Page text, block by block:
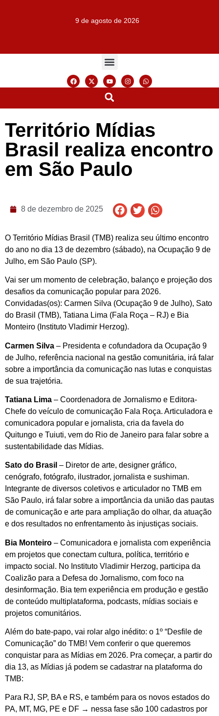
9 de agosto de 2026
Território Mídias
Brasil realiza encontro
em São Paulo
8 de dezembro de 2025
O Território Mídias Brasil (TMB) realiza seu último encontro
do ano no dia 13 de dezembro (sábado), na Ocupação 9 de
Julho, em São Paulo (SP).
Vai ser um momento de celebração, balanço e projeção dos
desafios da comunicação popular para 2026.
Convidadas(os): Carmen Silva (Ocupação 9 de Julho), Sato
do Brasil (TMB), Tatiana Lima (Fala Roça – RJ) e Bia
Monteiro (Instituto Vladimir Herzog).
Carmen Silva – Presidenta e cofundadora da Ocupação 9
de Julho, referência nacional na gestão comunitária, irá falar
sobre a importância da comunicação nas lutas e conquistas
de sua trajetória.
Tatiana Lima – Coordenadora de Jornalismo e Editora-
Chefe do veículo de comunicação Fala Roça. Articuladora e
comunicadora popular e jornalista, cria da favela do
Quitungo e Tuiuti, vem do Rio de Janeiro para falar sobre a
sustentabilidade das Mídias.
Sato do Brasil – Diretor de arte, designer gráfico,
cenógrafo, fotógrafo, ilustrador, jornalista e sushiman.
Integrante de diversos coletivos e articulador no TMB em
São Paulo, irá falar sobre a importância da união das pautas
de comunicação e arte para ampliação do olhar, da atuação
e dos resultados no enfrentamento às injustiças sociais.
Bia Monteiro – Comunicadora e jornalista com experiência
em projetos que conectam cultura, política, território e
impacto social. No Instituto Vladimir Herzog, participa da
Coalizão para a Defesa do Jornalismo, com foco na
desinformação. Bia tem experiência em produção e gestão
de conteúdo multiplataforma, podcasts, mídias sociais e
projetos comunitários.
Além do bate-papo, vai rolar algo inédito: o 1º “Desfile de
Comunicação” do TMB! Vem conferir o que queremos
conquistar para as Mídias em 2026. Pra começar, a partir do
dia 13, as Mídias já podem se cadastrar na plataforma do
TMB:
Para RJ, SP, BA e RS, e também para os novos estados do
PA, MT, MG, PE e DF → nessa fase são 100 cadastros por